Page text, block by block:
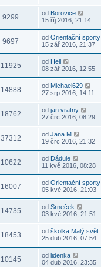
9299 od Borovice
15 říj 2016, 21:14
9697 od Orientační sporty
15 zář 2016, 21:37
11925 od Hell
08 zář 2016, 12:55
14888 od Michael629
27 srp 2016, 14:11
18762 od jan.vratny
27 črc 2016, 08:29
37312 od Jana M
19 črc 2016, 21:32
10622 od Dádule
11 kvě 2016, 08:28
16007 od Orientační sporty
05 kvě 2016, 21:03
14735 od Srneček
03 kvě 2016, 21:51
18453 od školka Malý svět
25 dub 2016, 07:54
10145 od lidenka
04 dub 2016, 23:35